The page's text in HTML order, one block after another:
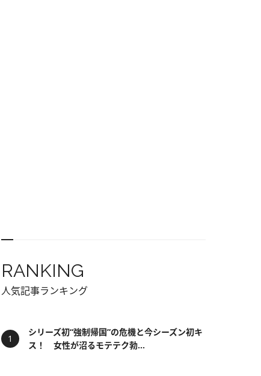
RANKING
人気記事ランキング
シリーズ初“強制帰国”の危機と今シーズン初キ
ス！ 女性が沼るモテテク勃...